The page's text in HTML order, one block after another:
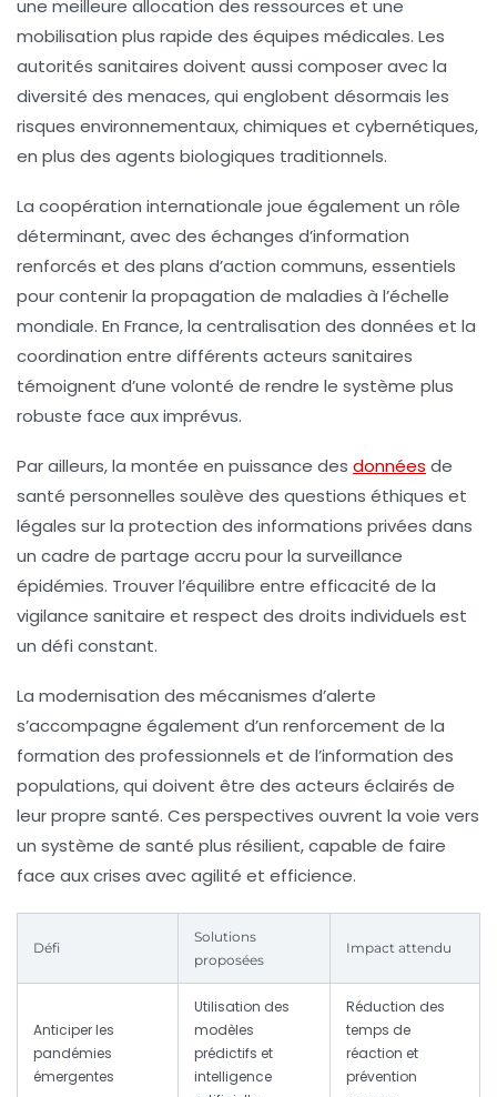
une meilleure allocation des ressources et une
mobilisation plus rapide des équipes médicales. Les
autorités sanitaires doivent aussi composer avec la
diversité des menaces, qui englobent désormais les
risques environnementaux, chimiques et cybernétiques,
en plus des agents biologiques traditionnels.
La coopération internationale joue également un rôle
déterminant, avec des échanges d’information
renforcés et des plans d’action communs, essentiels
pour contenir la propagation de maladies à l’échelle
mondiale. En France, la centralisation des données et la
coordination entre différents acteurs sanitaires
témoignent d’une volonté de rendre le système plus
robuste face aux imprévus.
Par ailleurs, la montée en puissance des données de
santé personnelles soulève des questions éthiques et
légales sur la protection des informations privées dans
un cadre de partage accru pour la surveillance
épidémies. Trouver l’équilibre entre efficacité de la
vigilance sanitaire et respect des droits individuels est
un défi constant.
La modernisation des mécanismes d’alerte
s’accompagne également d’un renforcement de la
formation des professionnels et de l’information des
populations, qui doivent être des acteurs éclairés de
leur propre santé. Ces perspectives ouvrent la voie vers
un système de santé plus résilient, capable de faire
face aux crises avec agilité et efficience.
Défi
Solutions
proposées
Impact attendu
Anticiper les
pandémies
émergentes
Utilisation des
modèles
prédictifs et
intelligence
Réduction des
temps de
réaction et
prévention